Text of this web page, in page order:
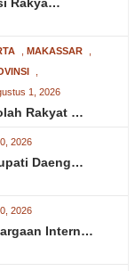
MAKASSAR
1, 2026
Rakyat …
2026
Daeng…
2026
Intern…